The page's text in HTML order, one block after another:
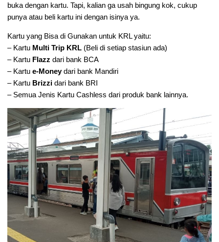
buka dengan kartu. Tapi, kalian ga usah bingung kok, cukup
punya atau beli kartu ini dengan isinya ya.
Kartu yang Bisa di Gunakan untuk KRL yaitu:
– Kartu Multi Trip KRL (Beli di setiap stasiun ada)
– Kartu Flazz dari bank BCA
– Kartu e-Moneydari bank Mandiri
– Kartu Brizzi dari bank BRI
– Semua Jenis Kartu Cashless dari produk bank lainnya.